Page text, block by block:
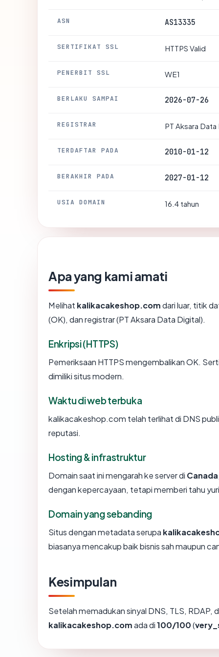
ASN AS13335
SERTIFIKAT SSL HTTPS Valid
PENERBIT SSL WE1
BERLAKU SAMPAI 2026-07-26
REGISTRAR PT Aksara
TERDAFTAR PADA 2010-01-12
BERAKHIR PADA 2027-01-12
USIA DOMAIN 16.4 tahun
Apa yang kami amati
Melihat kalikacakeshop.comdari luar, titik
(OK), dan registrar (PT Aksara Data Digital).
Enkripsi (HTTPS)
Pemeriksaan HTTPS mengembalikan OK.
dimiliki situs modern.
Waktu di web terbuka
kalikacakeshop.com telah terlihat di DNS
reputasi.
Hosting & infrastruktur
Domain saat ini mengarah ke server di Canada
dengan kepercayaan, tetapi memberi tahu
Domain yang sebanding
Situs dengan metadata serupa
biasanya mencakup baik bisnis sah maupun
Kesimpulan
Setelah memadukan sinyal DNS, TLS,
kalikacakeshop.comada di100/100(